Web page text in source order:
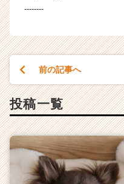
e
a
e
r）
--------
前の記事へ
投稿一覧